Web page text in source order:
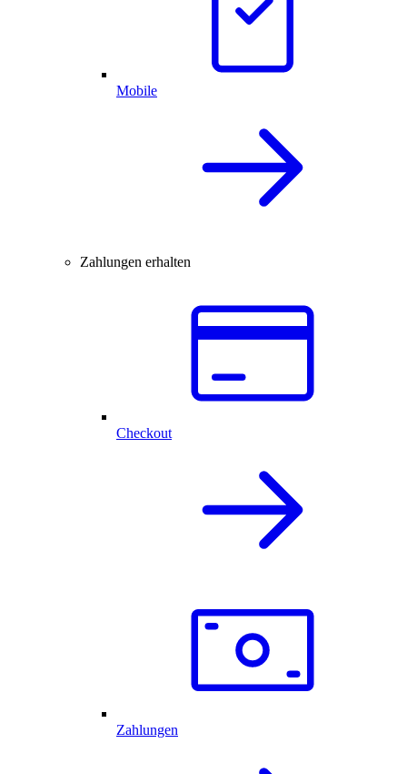
Mobile
Zahlungen erhalten
Checkout
Zahlungen